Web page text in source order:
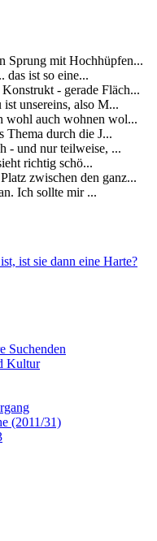
Sprung mit Hochhüpfen...
das ist so eine...
- gerade Fläch...
unsereins, also M...
wohl auch wohnen wol...
Thema durch die J...
- und nur teilweise, ...
richtig schö...
zwischen den ganz...
Ich sollte mir ...
ist sie dann eine Harte?
Suchenden
Kultur
(2011/31)